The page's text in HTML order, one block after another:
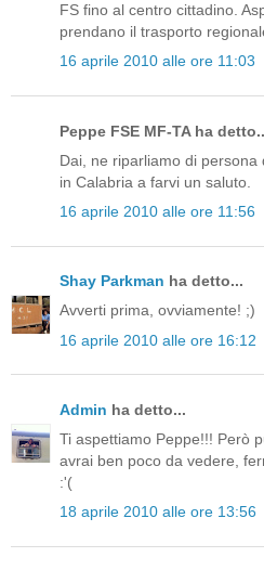
FS fino al centro cittadino.
prendano il trasporto
16 aprile 2010 alle ore 11:03
Peppe FSE MF-TA ha
Dai, ne riparliamo di
in Calabria a farvi un saluto.
16 aprile 2010 alle ore 11:56
Shay Parkman ha detto...
Avverti prima, ovviamente! ;)
16 aprile 2010 alle ore 16:12
Admin ha detto...
Ti aspettiamo Peppe!!! Però
avrai ben poco da vedere,
:'(
18 aprile 2010 alle ore 13:56